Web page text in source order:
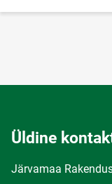
Üldine
Järvamaa